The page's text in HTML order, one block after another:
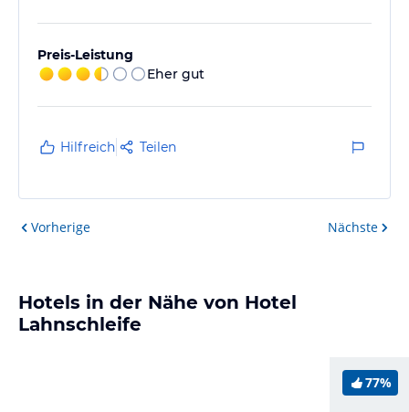
Preis-Leistung
Eher gut
Hilfreich Teilen
Vorherige Nächste
Hotels in der Nähe von Hotel
Lahnschleife
77%